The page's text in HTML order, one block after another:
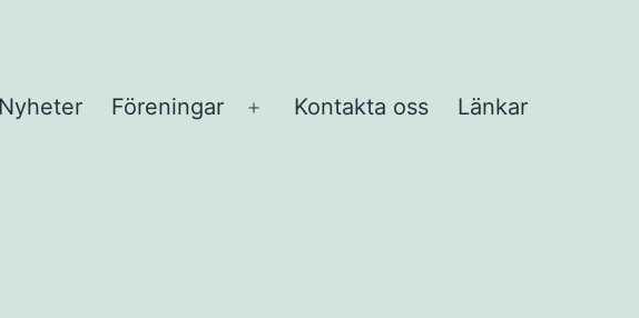
Nyheter Föreningar
Öppna
Kontakta oss Länkar